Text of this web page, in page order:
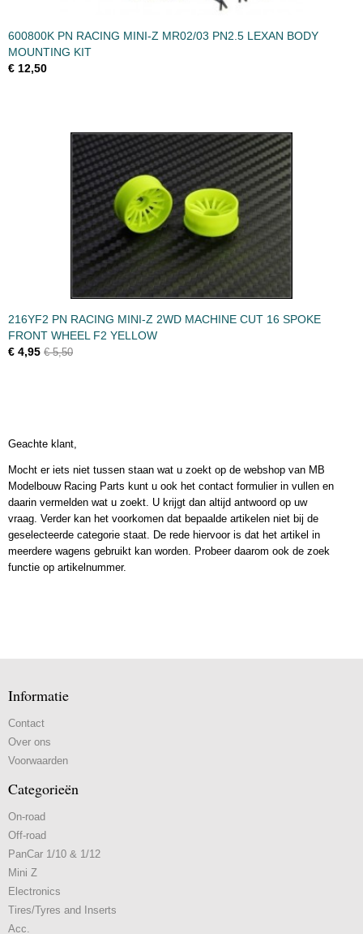
600800K PN RACING MINI-Z MR02/03 PN2.5 LEXAN BODY
MOUNTING KIT
€ 12,50
216YF2 PN RACING MINI-Z 2WD MACHINE CUT 16 SPOKE
FRONT WHEEL F2 YELLOW
€ 4,95 € 5,50
Geachte klant,
Mocht er iets niet tussen staan wat u zoekt op de webshop van MB
Modelbouw Racing Parts kunt u ook het contact formulier in vullen en
daarin vermelden wat u zoekt. U krijgt dan altijd antwoord op uw
vraag. Verder kan het voorkomen dat bepaalde artikelen niet bij de
geselecteerde categorie staat. De rede hiervoor is dat het artikel in
meerdere wagens gebruikt kan worden. Probeer daarom ook de zoek
functie op artikelnummer.
Informatie
Contact
Over ons
Voorwaarden
Categorieën
On-road
Off-road
PanCar 1/10 & 1/12
Mini Z
Electronics
Tires/Tyres and Inserts
Acc.